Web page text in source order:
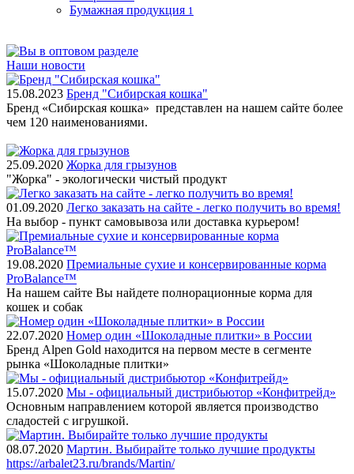
Бумажная продукция 1
Наши новости
15.08.2023 Бренд "Сибирская кошка"
Бренд «Сибирская кошка» представлен на нашем сайте более
чем 120 наименованиями.
25.09.2020 Жорка для грызунов
"Жорка" - экологически чистый продукт
01.09.2020 Легко заказать на сайте - легко получить во время!
На выбор - пункт самовывоза или доставка курьером!
19.08.2020 Премиальные сухие и консервированные корма
ProBalance™
На нашем сайте Вы найдете полнорационные корма для
кошек и собак
22.07.2020 Номер один «Шоколадные плитки» в России
Бренд Alpen Gold находится на первом месте в сегменте
рынка «Шоколадные плитки»
15.07.2020 Мы - официальный дистрибьютор «Конфитрейд»
Основным направлением которой является производство
сладостей с игрушкой.
08.07.2020 Мартин. Выбирайте только лучшие продукты
https://arbalet23.ru/brands/Martin/